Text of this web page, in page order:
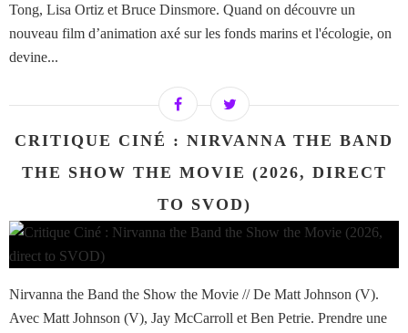
Tong, Lisa Ortiz et Bruce Dinsmore. Quand on découvre un
nouveau film d’animation axé sur les fonds marins et l'écologie, on
devine...
CRITIQUE CINÉ : NIRVANNA THE BAND
THE SHOW THE MOVIE (2026, DIRECT
TO SVOD)
Nirvanna the Band the Show the Movie // De Matt Johnson (V).
Avec Matt Johnson (V), Jay McCarroll et Ben Petrie. Prendre une